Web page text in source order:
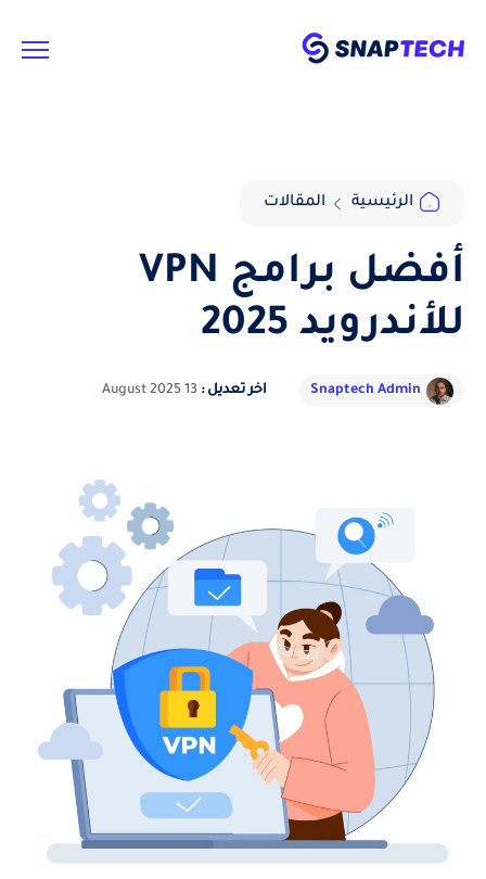
الرئيسية المقالات
أفضل برامج VPN
للأندرويد 2025
Snaptech Admin اخر تعديل : 13 August 2025